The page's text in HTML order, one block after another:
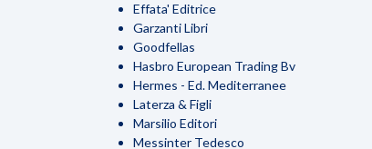
Effata' Editrice
Garzanti Libri
Goodfellas
Hasbro European Trading Bv
Hermes - Ed. Mediterranee
Laterza & Figli
Marsilio Editori
Messinter Tedesco